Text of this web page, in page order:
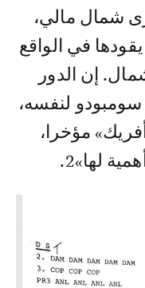
شمال مالي،
في الواقع
إن الدور
سومبودو لنفسه،
مؤخرا،
لها»2.